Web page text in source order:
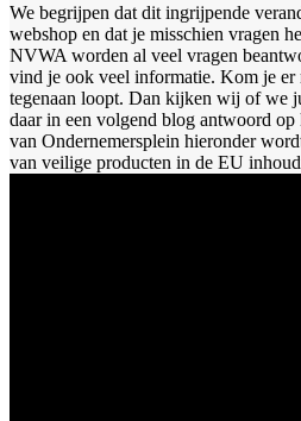
We begrijpen dat dit ingrijpende
webshop en dat je misschien vragen
NVWA worden al veel vragen
vind je ook veel informatie. Kom je er
tegenaan loopt. Dan kijken wij of we
daar in een volgend blog antwoord
van Ondernemersplein hieronder
van veilige producten in de EU